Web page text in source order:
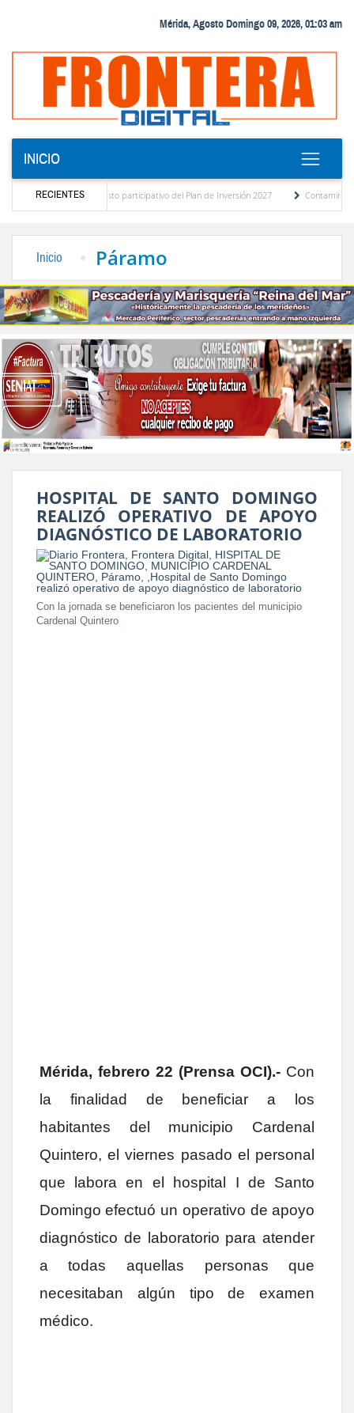
Mérida, Agosto Domingo 09, 2026, 01:03 am
INICIO
RECIENTES
del presupuesto participativo del Plan de Inversión 2027
Contaminación y
Inicio Páramo
HOSPITAL DE SANTO DOMINGO
REALIZÓ OPERATIVO DE APOYO
DIAGNÓSTICO DE LABORATORIO
Con la jornada se beneficiaron los pacientes del municipio
Cardenal Quintero
Mérida, febrero 22 (Prensa OCI).- Con
la finalidad de beneficiar a los
habitantes del municipio Cardenal
Quintero, el viernes pasado el personal
que labora en el hospital I de Santo
Domingo efectuó un operativo de apoyo
diagnóstico de laboratorio para atender
a todas aquellas personas que
necesitaban algún tipo de examen
médico.